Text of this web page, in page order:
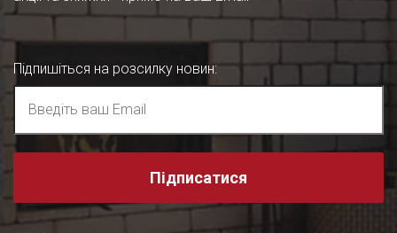
Підпишіться на розсилку новин:
Підписатися